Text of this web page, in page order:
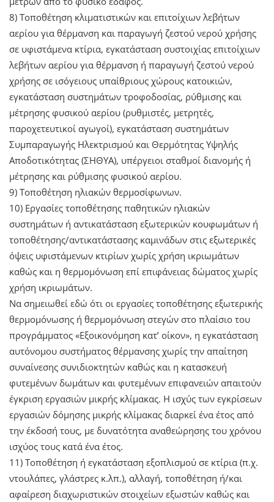
8) Τοποθέτηση κλιματιστικών και επιτοίχιων λεβήτων
αερίου για θέρμανση και παραγωγή ζεστού νερού χρήσης
σε υφιστάμενα κτίρια, εγκατάσταση συστοιχίας επιτοίχιων
λεβήτων αερίου για θέρμανση ή παραγωγή ζεστού νερού
χρήσης σε ισόγειους υπαίθριους χώρους κατοικιών,
εγκατάσταση συστημάτων τροφοδοσίας, ρύθμισης και
μέτρησης φυσικού αερίου (ρυθμιστές, μετρητές,
παροχετευτικοί αγωγοί), εγκατάσταση συστημάτων
Συμπαραγωγής Ηλεκτρισμού και Θερμότητας Υψηλής
Αποδοτικότητας (ΣΗΘΥΑ), υπέργειοι σταθμοί διανομής ή
μέτρησης και ρύθμισης φυσικού αερίου.
9) Τοποθέτηση ηλιακών θερμοσίφωνων.
10) Εργασίες τοποθέτησης παθητικών ηλιακών
συστημάτων ή αντικατάσταση εξωτερικών κουφωμάτων ή
τοποθέτησης/αντικατάστασης καμινάδων στις εξωτερικές
όψεις υφιστάμενων κτιρίων χωρίς χρήση ικριωμάτων
καθώς και η θερμομόνωση επί επιφάνειας δώματος χωρίς
χρήση ικριωμάτων.
Να σημειωθεί εδώ ότι οι εργασίες τοποθέτησης εξωτερικής
θερμομόνωσης ή θερμομόνωση στεγών στο πλαίσιο του
προγράμματος «Εξοικονόμηση κατ’ οίκον», η εγκατάσταση
αυτόνομου συστήματος θέρμανσης χωρίς την απαίτηση
συναίνεσης συνιδιοκτητών καθώς και η κατασκευή
φυτεμένων δωμάτων και φυτεμένων επιφανειών απαιτούν
έγκριση εργασιών μικρής κλίμακας. Η ισχύς των εγκρίσεων
εργασιών δόμησης μικρής κλίμακας διαρκεί ένα έτος από
την έκδοσή τους, με δυνατότητα αναθεώρησης του χρόνου
ισχύος τους κατά ένα έτος.
11) Τοποθέτηση ή εγκατάσταση εξοπλισμού σε κτίρια (π.χ.
ντουλάπες, γλάστρες κ.λπ.), αλλαγή, τοποθέτηση ή/και
αφαίρεση διαχωριστικών στοιχείων εξωστών καθώς και